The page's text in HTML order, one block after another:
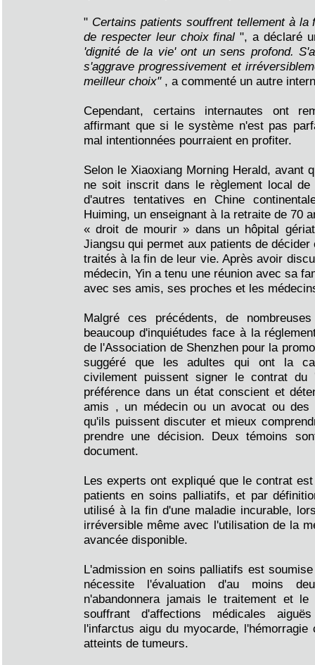
" Certains patients souffrent tellement à
de respecter leur choix final", a déclaré
'dignité de la vie' ont un sens profond.
s'aggrave progressivement et
meilleur choix" , a commenté un autre
Cependant, certains internautes ont
affirmant que si le système n'est pas
mal intentionnées pourraient en profiter.
Selon le Xiaoxiang Morning Herald, avant
ne soit inscrit dans le règlement local
d'autres tentatives en Chine
Huiming, un enseignant à la retraite de 70
« droit de mourir » dans un hôpital
Jiangsu qui permet aux patients de
traités à la fin de leur vie. Après avoir
médecin, Yin a tenu une réunion avec sa
avec ses amis, ses proches et les
Malgré ces précédents, de
beaucoup d'inquiétudes face à la
de l'Association de Shenzhen pour la
suggéré que les adultes qui ont la
civilement puissent signer le contrat
préférence dans un état conscient et
amis , un médecin ou un avocat ou des
qu'ils puissent discuter et mieux
prendre une décision. Deux témoins
document.
Les experts ont expliqué que le contrat
patients en soins palliatifs, et par
utilisé à la fin d'une maladie incurable,
irréversible même avec l'utilisation de la
avancée disponible.
L'admission en soins palliatifs est
nécessite l'évaluation d'au moins
n'abandonnera jamais le traitement et
souffrant d'affections médicales
l'infarctus aigu du myocarde,
atteints de tumeurs.